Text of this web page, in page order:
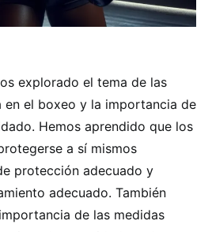
explorado el tema de las
en el boxeo y la importancia de
Hemos aprendido que los
a sí mismos
protección adecuado y
adecuado. También
de las medidas